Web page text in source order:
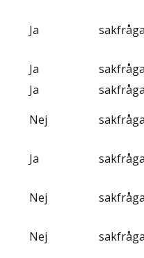
Ja
Ja
Ja
Nej
Ja
Nej
Nej